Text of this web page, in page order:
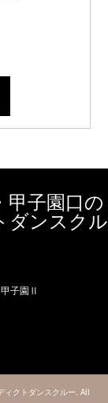
子園口の
ダンスクル
子園Ⅱ
クトダンスクルー. All